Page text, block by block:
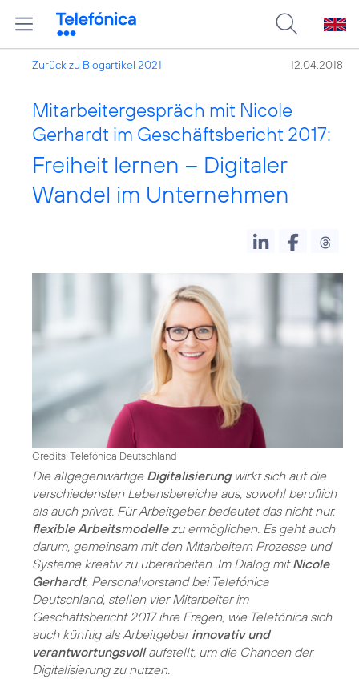
Zurück zu Blogartikel 2021 12.04.2018
Mitarbeitergespräch mit Nicole
Gerhardt im Geschäftsbericht 2017:
Freiheit lernen – Digitaler
Wandel im Unternehmen
Credits: Telefónica Deutschland
Die allgegenwärtige Digitalisierungwirkt sich auf die
verschiedensten Lebensbereiche aus, sowohl beruflich
als auch privat. Für Arbeitgeber bedeutet das nicht nur,
flexible Arbeitsmodellezu ermöglichen. Es geht auch
darum, gemeinsam mit den Mitarbeitern Prozesse und
Systeme kreativ zu überarbeiten. Im Dialog mitNicole
Gerhardt, Personalvorstand bei Telefónica
Deutschland, stellen vier Mitarbeiter im
Geschäftsbericht 2017 ihre Fragen, wie Telefónica sich
auch künftig als Arbeitgeberinnovativ und
verantwortungsvollaufstellt, um die Chancen der
Digitalisierung zu nutzen.